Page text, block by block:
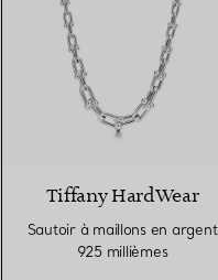
Tiffany HardWear
Sautoir à maillons en argent
925 millièmes